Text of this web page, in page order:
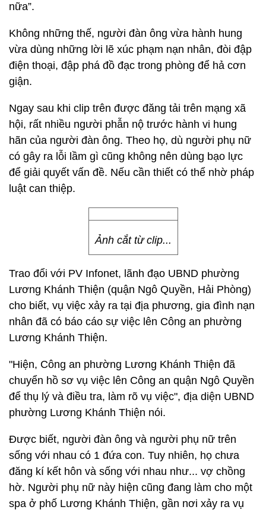
nữa”.
Không những thế, người đàn ông vừa hành hung
vừa dùng những lời lẽ xúc phạm nạn nhân, đòi đập
điện thoại, đập phá đồ đạc trong phòng để hả cơn
giận.
Ngay sau khi clip trên được đăng tải trên mạng xã
hội, rất nhiều người phẫn nộ trước hành vi hung
hãn của người đàn ông. Theo họ, dù người phụ nữ
có gây ra lỗi lầm gì cũng không nên dùng bạo lực
để giải quyết vấn đề. Nếu cần thiết có thể nhờ pháp
luật can thiệp.
Ảnh cắt từ clip...
Trao đổi với PV Infonet, lãnh đạo UBND phường
Lương Khánh Thiện (quận Ngô Quyền, Hải Phòng)
cho biết, vụ việc xảy ra tại địa phương, gia đình nạn
nhân đã có báo cáo sự việc lên Công an phường
Lương Khánh Thiện.
"Hiện, Công an phường Lương Khánh Thiện đã
chuyển hồ sơ vụ việc lên Công an quận Ngô Quyền
để thụ lý và điều tra, làm rõ vụ việc", địa diện UBND
phường Lương Khánh Thiện nói.
Được biết, người đàn ông và người phụ nữ trên
sống với nhau có 1 đứa con. Tuy nhiên, họ chưa
đăng kí kết hôn và sống với nhau như... vợ chồng
hờ. Người phụ nữ này hiện cũng đang làm cho một
spa ở phố Lương Khánh Thiện, gần nơi xảy ra vụ